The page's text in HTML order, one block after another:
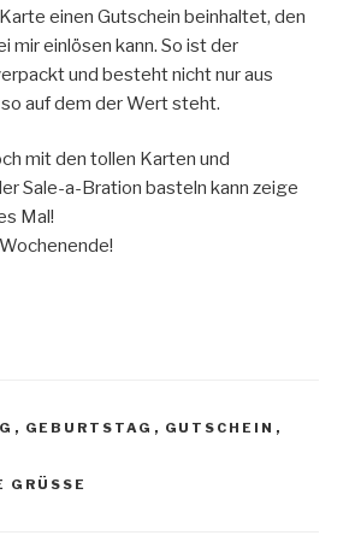
einen Gutschein beinhaltet, den
mir einlösen kann. So ist der
und besteht nicht nur aus
auf dem der Wert steht.
mit den tollen Karten und
Sale-a-Bration basteln kann zeige
Mal!
, GEBURTSTAG , GUTSCHEIN ,